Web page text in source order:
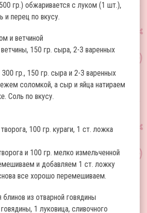
гр.) обжаривается с луком (1 шт.),
и перец по вкусу.
и ветчиной
150 гр. сыра, 2-3 варенных
гр., 150 гр. сыра и 2-3 варенных
соломкой, а сыр и яйца натираем
Соль по вкусу.
100 гр. кураги, 1 ст. ложка
и 100 гр. мелко измельченной
и добавляем 1 ст. ложку
все хорошо перемешиваем.
блинов из отварной говядины
1 луковица, сливочного